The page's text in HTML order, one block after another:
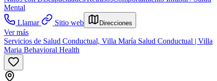
Mental
Llamar
Sitio web Direcciones
Ver más
Servicios de Salud Conductual, Villa María Salud Conductual | Villa
Maria Behavioral Health